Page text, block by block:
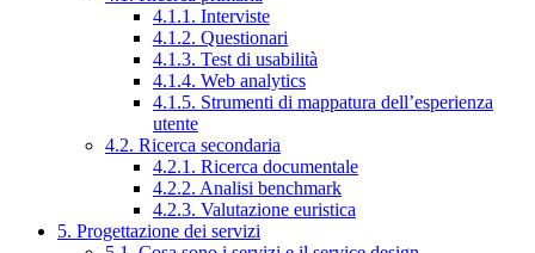
4.1.1. Interviste
4.1.2. Questionari
4.1.3. Test di usabilità
4.1.4. Web analytics
4.1.5. Strumenti di mappatura dell’esperienza
utente
4.2. Ricerca secondaria
4.2.1. Ricerca documentale
4.2.2. Analisi benchmark
4.2.3. Valutazione euristica
5. Progettazione dei servizi